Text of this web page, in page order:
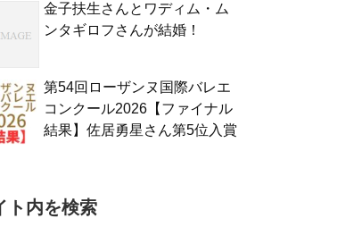
金子扶生さんとワディム・ム
ンタギロフさんが結婚！
第54回ローザンヌ国際バレエ
コンクール2026【ファイナル
結果】佐居勇星さん第5位入賞
ト内を検索